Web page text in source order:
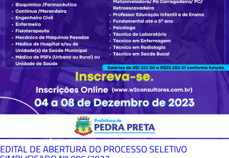
EDITAL DE ABERTURA DO PROCESSO SELETIVO